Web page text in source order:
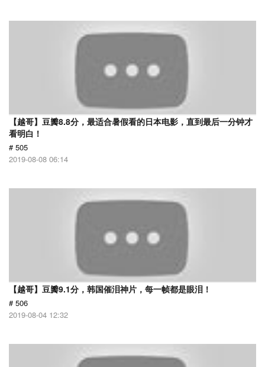
【越哥】豆瓣8.8分，最适合暑假看的日本电影，直到最后一分钟才
看明白！
# 505
2019-08-08 06:14
【越哥】豆瓣9.1分，韩国催泪神片，每一帧都是眼泪！
# 506
2019-08-04 12:32